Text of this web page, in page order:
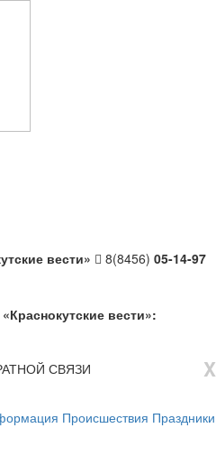
вести» 8(8456) 05-14-97
вести»:
X
СВЯЗИ
Происшествия Праздники